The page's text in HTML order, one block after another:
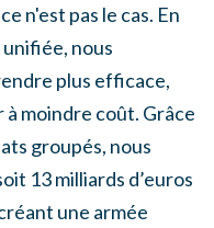
n'est pas le cas. En
nous
plus efficace,
à moindre coût. Grâce
groupés, nous
13 milliards d’euros
une armée